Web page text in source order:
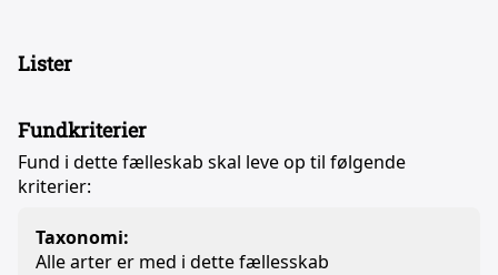
Lister
Fundkriterier
Fund i dette fælleskab skal leve op til følgende
kriterier:
Taxonomi:
Alle arter er med i dette fællesskab